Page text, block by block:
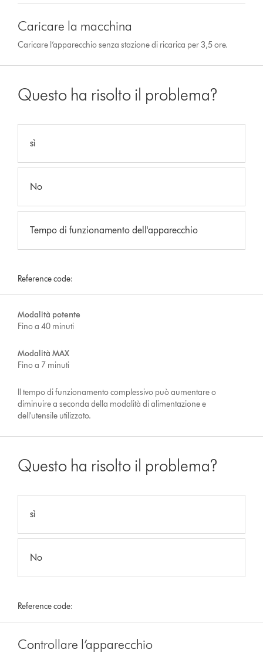
Caricare la macchina
Caricare l’apparecchio senza stazione di ricarica per 3,5 ore.
Questo ha risolto il problema?
sì
No
Tempo di funzionamento dell'apparecchio
Reference code:
Modalità potente
Fino a 40 minuti
Modalità MAX
Fino a 7 minuti
Il tempo di funzionamento complessivo può aumentare o
diminuire a seconda della modalità di alimentazione e
dell'utensile utilizzato.
Questo ha risolto il problema?
sì
No
Reference code:
Controllare l’apparecchio